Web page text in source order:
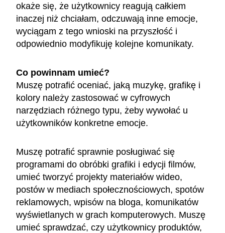
okaże się, że użytkownicy reagują całkiem
inaczej niż chciałam, odczuwają inne emocje,
wyciągam z tego wnioski na przyszłość i
odpowiednio modyfikuję kolejne komunikaty.
Co powinnam umieć?
Muszę potrafić oceniać, jaką muzykę, grafikę i
kolory należy zastosować w cyfrowych
narzędziach różnego typu, żeby wywołać u
użytkowników konkretne emocje.
Muszę potrafić sprawnie posługiwać się
programami do obróbki grafiki i edycji filmów,
umieć tworzyć projekty materiałów wideo,
postów w mediach społecznościowych, spotów
reklamowych, wpisów na bloga, komunikatów
wyświetlanych w grach komputerowych. Muszę
umieć sprawdzać, czy użytkownicy produktów,